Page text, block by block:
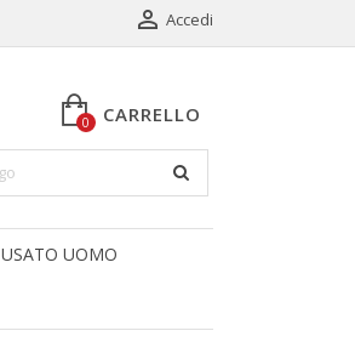
 Accedi
CARRELLO
0
USATO UOMO